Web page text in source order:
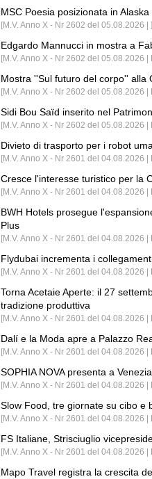
MSC Poesia posizionata in
[M.V. Anno X - Nr 2602 del 05.08.2026 | ]
Edgardo Mannucci in mostra a
[M.V. Anno X - Nr 2602 del 05.08.2026 |
Mostra ''Sul futuro del corpo'' alla
[M.V. Anno X - Nr 2602 del 05.08.2026
Sidi Bou Saïd inserito nel
[M.V. Anno X - Nr 2602 del 05.08.2026
Divieto di trasporto per i robot
[M.V. Anno X - Nr 2601 del 04.08.2026
Cresce l'interesse turistico per la
[M.V. Anno X - Nr 2601 del 04.08.2026 |
BWH Hotels prosegue
Plus
[M.V. Anno X - Nr 2601 del 04.08.2026 |
Flydubai incrementa i
[M.V. Anno X - Nr 2601 del 04.08.2026 |
Torna Acetaie Aperte: il 27
tradizione produttiva
[M.V. Anno X - Nr 2601 del 04.08.2026 |
Dalí e la Moda apre a Palazzo
[M.V. Anno X - Nr 2601 del 04.08.2026 |
SOPHIA NOVA presenta a
[M.V. Anno X - Nr 2601 del 04.08.2026
Slow Food, tre giornate su cibo e
[M.V. Anno X - Nr 2601 del 04.08.2026 |
FS Italiane, Strisciuglio
[M.V. Anno X - Nr 2601 del 04.08.2026 |
Mapo Travel registra la crescita